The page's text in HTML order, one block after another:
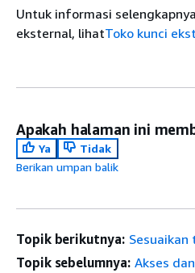
Untuk informasi
eksternal, lihatToko kunci
Apakah halaman ini
Ya
Tidak
Berikan umpan balik
Topik berikutnya: Sesuaikan
Topik sebelumnya: Akses